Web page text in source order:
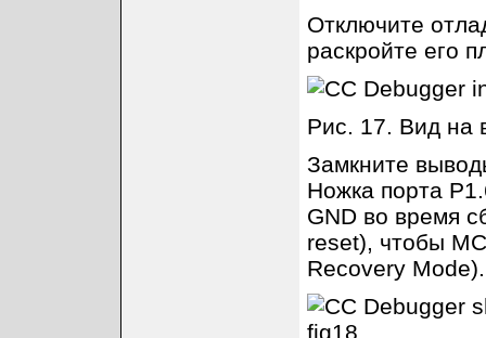
Отключите
раскройте его
Рис. 17. Вид на
Замкните
Ножка порта
GND во время
reset), чтобы
Recovery Mode).